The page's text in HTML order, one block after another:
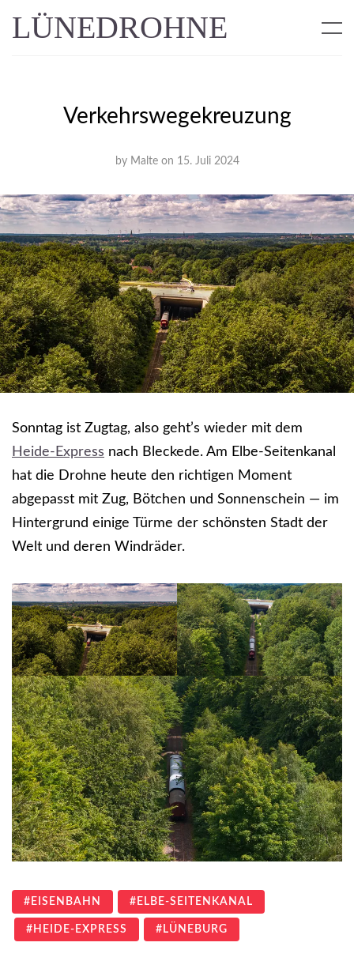
LÜNEDROHNE
Verkehrswegekreuzung
by Malte on 15. Juli 2024
Sonntag ist Zugtag, also geht’s wieder mit dem
Heide-Express nach Bleckede. Am Elbe-Seitenkanal
hat die Drohne heute den richtigen Moment
abgepasst mit Zug, Bötchen und Sonnenschein — im
Hintergrund einige Türme der schönsten Stadt der
Welt und deren Windräder.
EISENBAHN ELBE-SEITENKANAL
HEIDE-EXPRESS LÜNEBURG